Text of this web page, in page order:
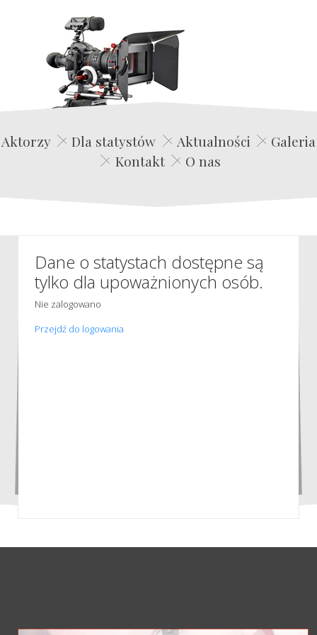
Edwin Film Agencja Aktorska
Aktorzy Dla statystów Aktualności
Galeria
Kontakt
O nas
Dane o statystach dostępne są
tylko dla upoważnionych osób.
Nie zalogowano
Przejdź do logowania